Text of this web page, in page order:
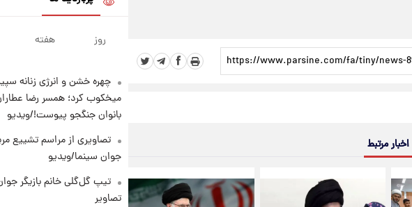
اخبار مرتبط
کار
تمام شد +
صمیمانه
۲۳ ساعت پیش
نیامد+عکس
۲۳ ساعت پیش
پروین
اواخر دهه ۱۲۹۰ شمسی
۲۳ ساعت پیش
ظاهر شد
روز هفته
چهره خشن و انرژی زنانه
میخکوب کرد؛ همسر رضا
بانوان جنگجو پیوست!/ویدیو
تصاویری از مراسم تشییع
جوان سینما/ویدیو
تیپ گل‌گلی خانم بازیگر
تصاویر